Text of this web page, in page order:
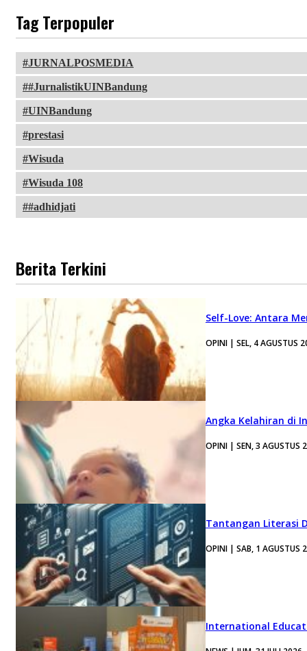
Tag Terpopuler
JURNALPOSMEDIA
#JurnalistikUINBandung
UINBandung
prestasi
Wisuda
Wisuda 108
#adhidjati
Berita Terkini
Self-Love: Antara
OPINI | SEL, 4 AGUSTUS
Angka Kelahiran di
OPINI | SEN, 3 AGUSTUS
Tantangan Literasi
OPINI | SAB, 1 AGUSTUS
International